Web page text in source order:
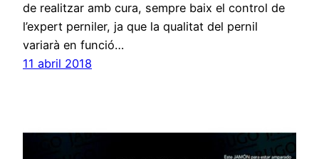
de realitzar amb cura, sempre baix el control de
l’expert perniler, ja que la qualitat del pernil
variarà en funció…
11 abril 2018